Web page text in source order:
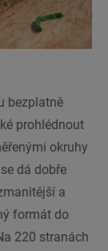
bezplatně
prohlédnout
okruhy
dá dobře
a
formát do
220 stranách